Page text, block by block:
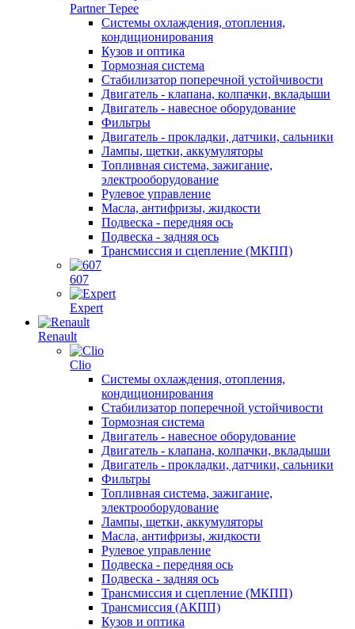
Partner Tepee
Системы охлаждения, отопления,
кондиционирования
Кузов и оптика
Тормозная система
Стабилизатор поперечной устойчивости
Двигатель - клапана, колпачки, вкладыши
Двигатель - навесное оборудование
Фильтры
Двигатель - прокладки, датчики, сальники
Лампы, щетки, аккумуляторы
Топливная система, зажигание,
электрооборудование
Рулевое управление
Масла, антифризы, жидкости
Подвеска - передняя ось
Подвеска - задняя ось
Трансмиссия и сцепление (МКПП)
607
Expert
Renault
Clio
Системы охлаждения, отопления,
кондиционирования
Стабилизатор поперечной устойчивости
Тормозная система
Двигатель - навесное оборудование
Двигатель - клапана, колпачки, вкладыши
Двигатель - прокладки, датчики, сальники
Фильтры
Топливная система, зажигание,
электрооборудование
Лампы, щетки, аккумуляторы
Масла, антифризы, жидкости
Рулевое управление
Подвеска - передняя ось
Подвеска - задняя ось
Трансмиссия и сцепление (МКПП)
Трансмиссия (АКПП)
Кузов и оптика